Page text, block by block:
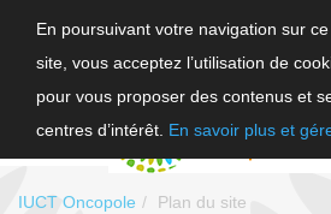
En poursuivant votre navigation sur ce
site, vous acceptez l’utilisation de
pour vous proposer des contenus et
centres d’intérêt. En savoir plus et
IUCT Oncopole Plan du site